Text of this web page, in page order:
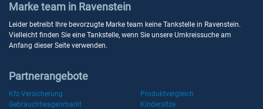
Marke team in Ravenstein
Leider betreibt Ihre bevorzugte Marke team keine Tankstelle in Ravenstein.
Vielleicht finden Sie eine Tankstelle, wenn Sie unsere Umkreissuche am
Anfang dieser Seite verwenden.
Partnerangebote
Kfz-Versicherung
Produktvergleich
Gebrauchtwagenmarkt
Kindersitze